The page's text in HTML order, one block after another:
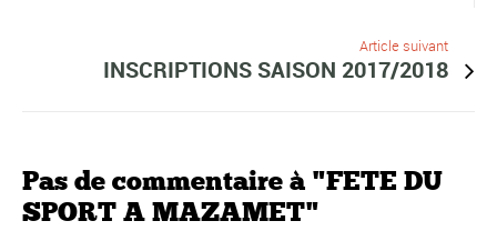
Article suivant
INSCRIPTIONS SAISON 2017/2018
Pas de commentaire à "FETE DU
SPORT A MAZAMET"